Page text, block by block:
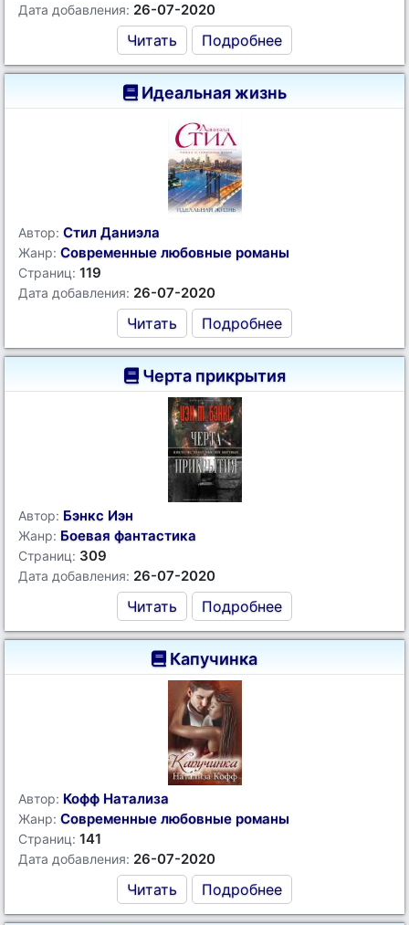
Дата добавления: 26-07-2020
Читать Подробнее
Идеальная жизнь
Автор: Стил Даниэла
Жанр: Современные любовные романы
Страниц: 119
Дата добавления: 26-07-2020
Читать Подробнее
Черта прикрытия
Автор: Бэнкс Иэн
Жанр: Боевая фантастика
Страниц: 309
Дата добавления: 26-07-2020
Читать Подробнее
Капучинка
Автор: Кофф Натализа
Жанр: Современные любовные романы
Страниц: 141
Дата добавления: 26-07-2020
Читать Подробнее